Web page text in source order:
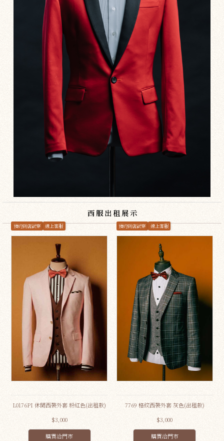
西服出租展示
預約到店試穿 線上客服
L0176PI 休閒西裝外套 粉紅色(出租款)
$3,000
購買洽門市
預約到店試穿 線上客服
7769 格紋西裝外套 灰色(出租款)
$3,000
購買洽門市